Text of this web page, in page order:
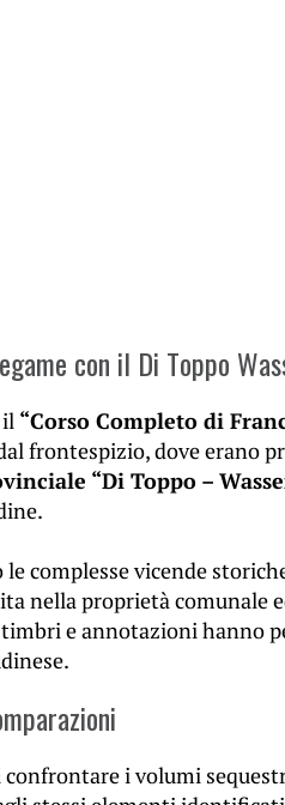
con il Di Toppo
“Corso Completo di
frontespizio, dove erano
“Di Toppo –
complesse vicende
nella proprietà comunale
e annotazioni hanno
i volumi